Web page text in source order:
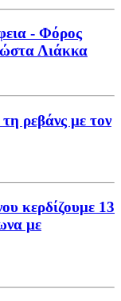
- Φόρος
Λιάκκα
ρεβάνς με τον
κερδίζουμε 13
με